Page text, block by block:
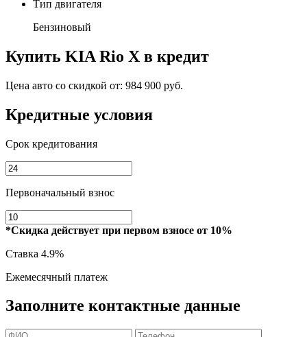
Тип двигателя
Бензиновый
Купить KIA Rio X в кредит
Цена авто со скидкой от: 984 900 руб.
Кредитные условия
Срок кредитования
Первоначальный взнос
*Скидка действует при первом взносе от 10%
Ставка 4.9%
Ежемесячный платеж
Заполните контактные данные